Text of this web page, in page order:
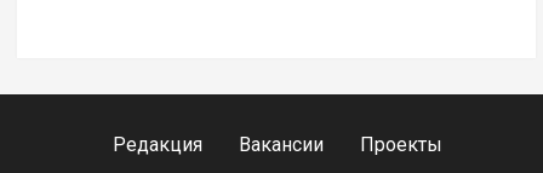
Редакция Вакансии
Проекты